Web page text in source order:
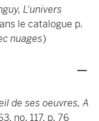
L'univers
le catalogue p.
nuages)
de ses oeuvres, A
no. 117, p. 76